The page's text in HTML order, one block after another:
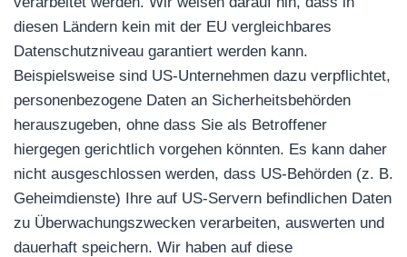
diesen Ländern kein mit der EU vergleichbares
Datenschutzniveau garantiert werden kann.
Beispielsweise sind US-Unternehmen dazu verpflichtet,
personenbezogene Daten an Sicherheitsbehörden
herauszugeben, ohne dass Sie als Betroffener
hiergegen gerichtlich vorgehen könnten. Es kann daher
nicht ausgeschlossen werden, dass US-Behörden (z. B.
Geheimdienste) Ihre auf US-Servern befindlichen Daten
zu Überwachungszwecken verarbeiten, auswerten und
dauerhaft speichern. Wir haben auf diese